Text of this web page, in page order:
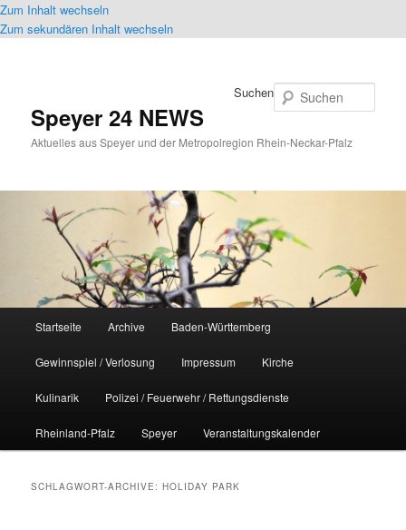
Zum Inhalt wechseln
Zum sekundären Inhalt wechseln
Speyer 24 NEWS
Aktuelles aus Speyer und der Metropolregion Rhein-Neckar-Pfalz
Suchen
Startseite Archive Baden-Württemberg
Gewinnspiel / Verlosung Impressum Kirche
Kulinarik Polizei / Feuerwehr / Rettungsdienste
Rheinland-Pfalz Speyer Veranstaltungskalender
SCHLAGWORT-ARCHIVE:HOLIDAY PARK